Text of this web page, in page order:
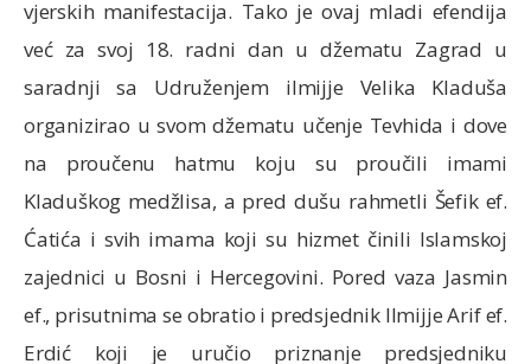
vjerskih manifestacija. Tako je ovaj mladi efendija
već za svoj 18. radni dan u džematu Zagrad u
saradnji sa Udruženjem ilmijje Velika Kladuša
organizirao u svom džematu učenje Tevhida i dove
na proučenu hatmu koju su proučili imami
Kladuškog medžlisa, a pred dušu rahmetli Šefik ef.
Ćatića i svih imama koji su hizmet činili Islamskoj
zajednici u Bosni i Hercegovini. Pored vaza Jasmin
ef., prisutnima se obratio i predsjednik Ilmijje Arif ef.
Erdić koji je uručio priznanje predsjedniku